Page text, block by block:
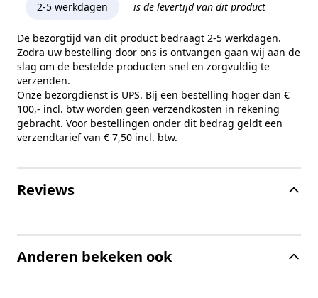
2-5 werkdagen is de levertijd van dit product
De bezorgtijd van dit product bedraagt 2-5 werkdagen.
Zodra uw bestelling door ons is ontvangen gaan wij aan de
slag om de bestelde producten snel en zorgvuldig te
verzenden.
Onze bezorgdienst is UPS. Bij een bestelling hoger dan €
100,- incl. btw worden geen verzendkosten in rekening
gebracht. Voor bestellingen onder dit bedrag geldt een
verzendtarief van € 7,50 incl. btw.
Reviews
Anderen bekeken ook